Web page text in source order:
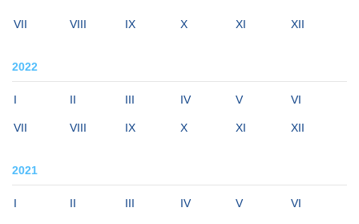
VII VIII IX X XI XII
2022
I II III IV V VI
VII VIII IX X XI XII
2021
I II III IV V VI